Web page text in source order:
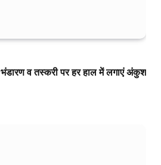
भंडारण व तस्करी पर हर हाल में लगाएं अंकुश